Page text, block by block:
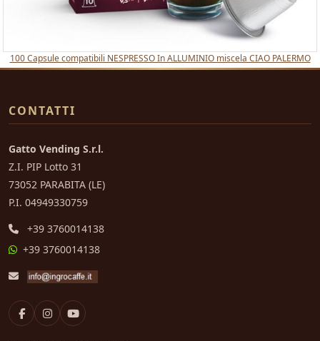
100 Capsule compatibili NESPRESSO In ALLUMINIO miscela CIAO PALERMO
CONTATTI
Gatto Vending S.r.l.
Z.I. PIP Lotto 31
73052 PARABITA (LE)
P.I. 04949330759
+39 3760014138
+39 3760014138